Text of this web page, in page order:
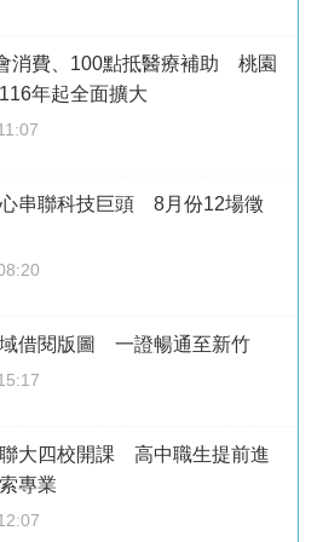
消費、100點抵醫療補助 桃園
年起全面擴大
串聯科技巨頭 8月份12場徵
借閱版圖 一證暢通至新竹
大四校開課 高中職生提前進
專業